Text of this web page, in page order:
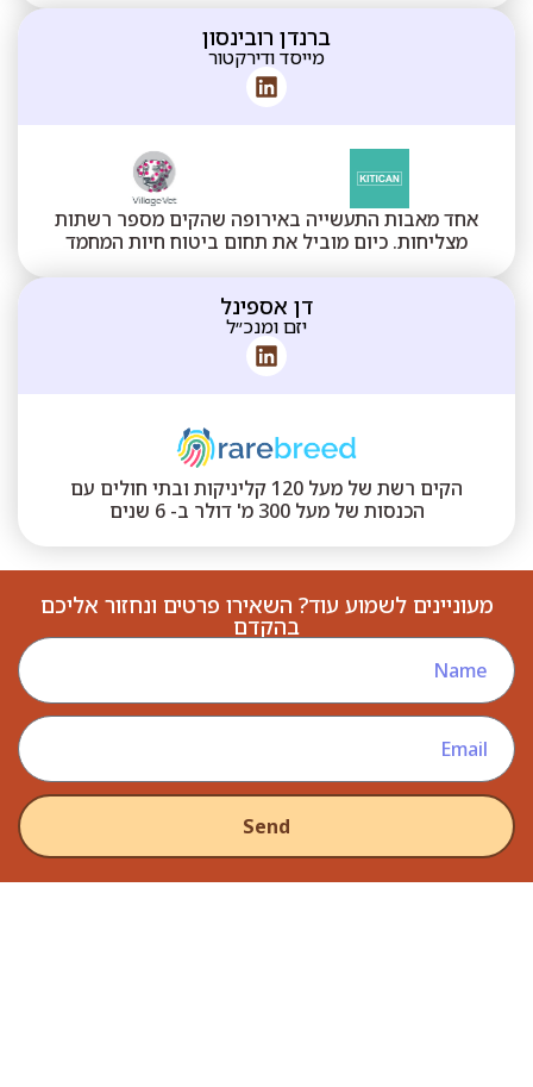
ברנדן רובינסון
מייסד ודירקטור
אחד מאבות התעשייה באירופה שהקים מספר רשתות
מצליחות. כיום מוביל את תחום ביטוח חיות המחמד
דן אספינל
יזם ומנכ״ל
הקים רשת של מעל 120 קליניקות ובתי חולים עם
הכנסות של מעל 300 מ' דולר ב- 6 שנים
מעוניינים לשמוע עוד? השאירו פרטים ונחזור אליכם
בהקדם
Send